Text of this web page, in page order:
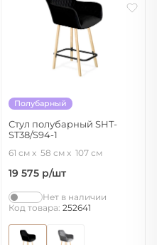
Полубарный
Стул полубарный SHT-
ST38/S94-1
лак/черный муар
61 см 58 см 107 см
19 575 р/шт
Нет в наличии
Код товара: 252641